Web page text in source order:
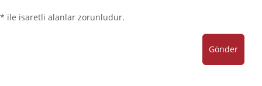
* ile isaretli alanlar zorunludur.
Gönder